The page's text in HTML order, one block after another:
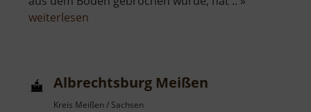
weiterlesen
Albrechtsburg Meißen
Kreis Meißen / Sachsen